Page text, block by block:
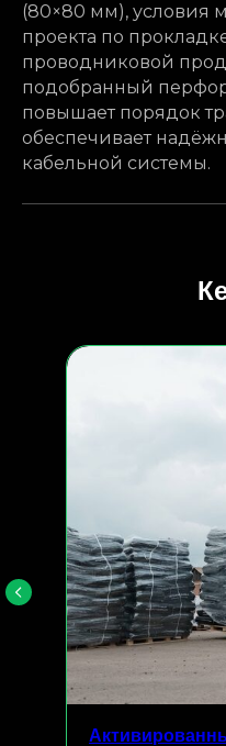
(80×80 мм), условия
проекта по
проводниковой
подобранный
повышает порядок
обеспечивает
кабельной системы.